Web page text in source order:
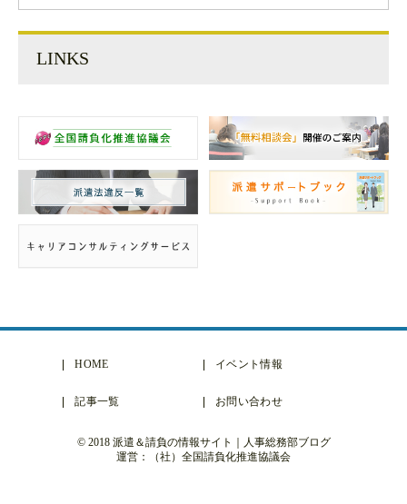
LINKS
HOME イベント情報
記事一覧 お問い合わせ
© 2018 派遣＆請負の情報サイト｜人事総務部ブログ
運営：（社）全国請負化推進協議会